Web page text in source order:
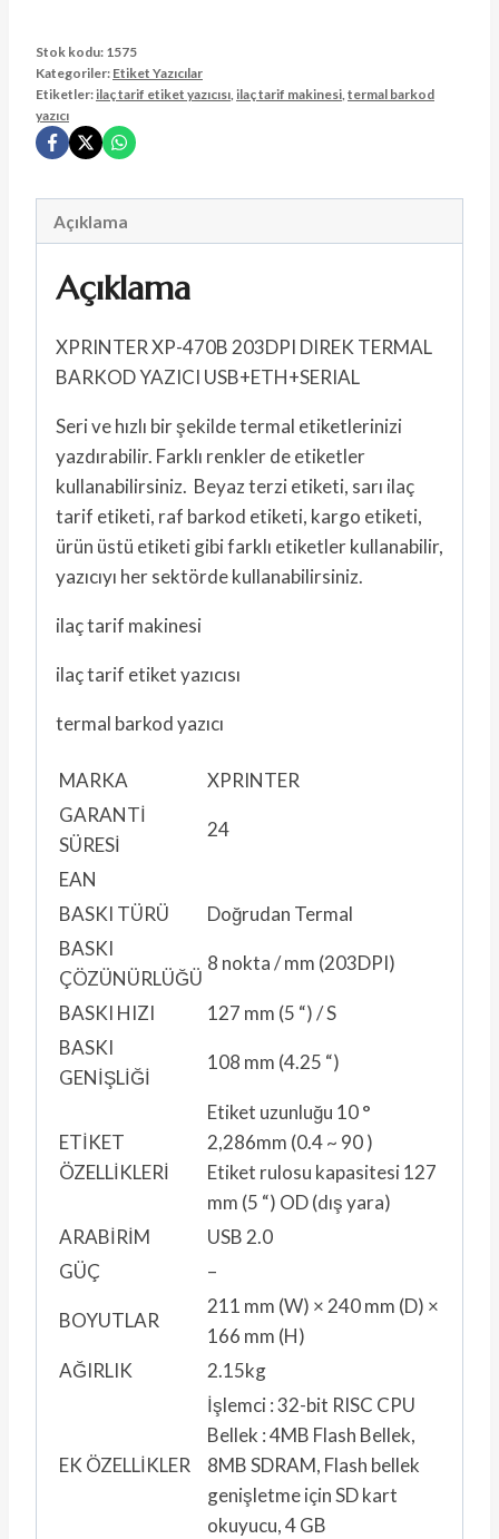
Stok kodu: 1575
Kategoriler: Etiket Yazıcılar
Etiketler:ilaç tarif etiket yazıcısı, ilaç tarif makinesi, termal barkod
yazıcı
Açıklama
Açıklama
XPRINTER XP-470B 203DPI DIREK TERMAL
BARKOD YAZICI USB+ETH+SERIAL
Seri ve hızlı bir şekilde termal etiketlerinizi
yazdırabilir. Farklı renkler de etiketler
kullanabilirsiniz. Beyaz terzi etiketi, sarı ilaç
tarif etiketi, raf barkod etiketi, kargo etiketi,
ürün üstü etiketi gibi farklı etiketler kullanabilir,
yazıcıyı her sektörde kullanabilirsiniz.
ilaç tarif makinesi
ilaç tarif etiket yazıcısı
termal barkod yazıcı
MARKA
XPRINTER
GARANTİ
SÜRESİ
24
EAN
BASKI TÜRÜ
Doğrudan Termal
BASKI
ÇÖZÜNÜRLÜĞÜ
8 nokta / mm (203DPI)
BASKI HIZI
127 mm (5 “) / S
BASKI
GENİŞLİĞİ
108 mm (4.25 “)
ETİKET
ÖZELLİKLERİ
Etiket uzunluğu 10 °
2,286mm (0.4 ~ 90 )
Etiket rulosu kapasitesi 127
mm (5 “) OD (dış yara)
ARABİRİM
USB 2.0
GÜÇ
–
BOYUTLAR
211 mm (W) × 240 mm (D) ×
166 mm (H)
AĞIRLIK
2.15kg
EK ÖZELLİKLER
İşlemci : 32-bit RISC CPU
Bellek : 4MB Flash Bellek,
8MB SDRAM, Flash bellek
genişletme için SD kart
okuyucu, 4 GB